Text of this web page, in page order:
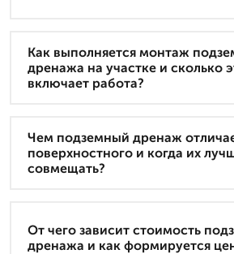
Как выполняется монтаж
дренажа на участке и сколько
включает работа?
Чем подземный дренаж
поверхностного и когда их
совмещать?
От чего зависит стоимость
дренажа и как формируется